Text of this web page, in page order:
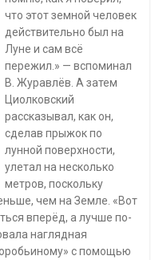
что этот земной человек
действительно был на
Луне и сам всё
пережил.» — вспоминал
В. Журавлёв. А затем
Циолковский
рассказывал, как он,
сделав прыжок по
лунной поверхности,
улетал на несколько
метров, поскольку
чем на Земле. «Вот
вперёд, а лучше по-
наглядная
с помощью